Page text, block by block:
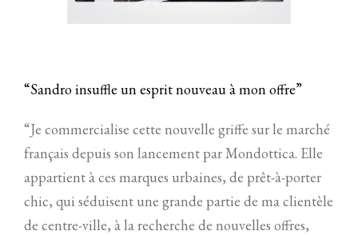
“Sandro insuffle un esprit nouveau à mon offre”
“Je commercialise cette nouvelle griffe sur le marché
français depuis son lancement par Mondottica. Elle
appartient à ces marques urbaines, de prêt-à-porter
chic, qui séduisent une grande partie de ma clientèle
de centre-ville, à la recherche de nouvelles offres,